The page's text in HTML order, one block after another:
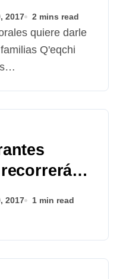
2017 2 mins read
Q'eqchi
de sus
2017 1 min read